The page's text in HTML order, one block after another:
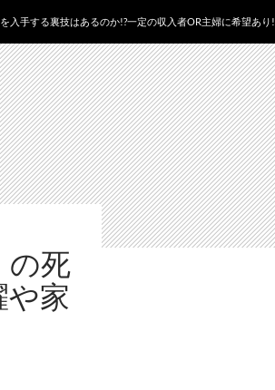
入手する裏技はあるのか!?一定の収入者OR主婦に希望あり!
の死
家